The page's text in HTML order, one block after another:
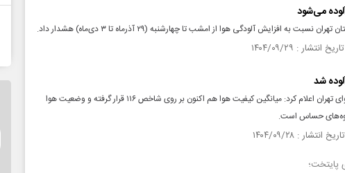
می‌شود
به افزایش آلودگی هوا از امشب تا چهارشنبه (۲۹ آذرماه تا ۳ دی‌ماه) هشدار داد.
شد
شرکت کنترل کیفیت هوای تهران اعلام کرد: میانگین کیفیت هوا هم اکنون بر روی شاخص ۱۱۶ قرار گرفته و وضعیت هوا
حساس است.
پایتخت؛